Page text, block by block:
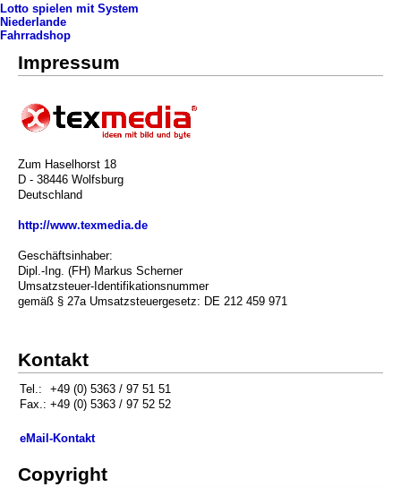
Lotto spielen mit System
Niederlande
Fahrradshop
Impressum
Zum Haselhorst 18
D - 38446 Wolfsburg
Deutschland
http://www.texmedia.de
Geschäftsinhaber:
Dipl.-Ing. (FH) Markus Scherner
Umsatzsteuer-Identifikationsnummer
gemäß § 27a Umsatzsteuergesetz: DE 212 459 971
Kontakt
Tel.:
Fax.:
+49 (0) 5363 / 97 51 51
+49 (0) 5363 / 97 52 52
eMail-Kontakt
Copyright